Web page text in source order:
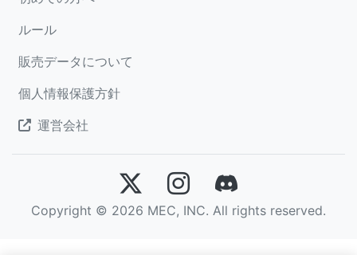
ルール
販売データについて
個人情報保護方針
運営会社
Copyright © 2026 MEC, INC. All rights reserved.